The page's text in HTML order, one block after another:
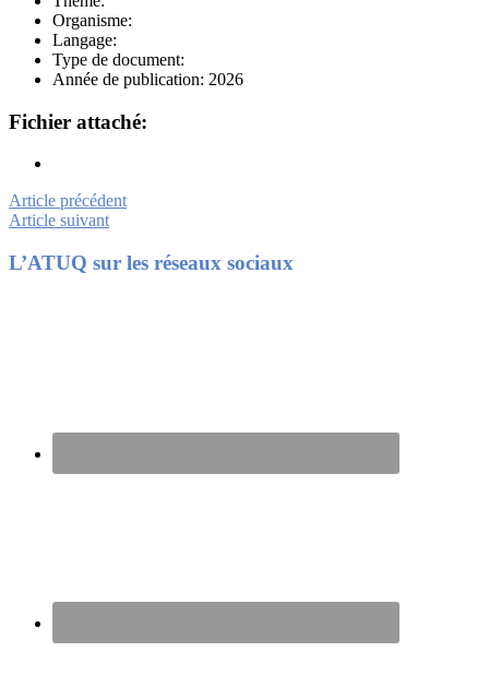
Organisme:
Langage:
Type de document:
Année de publication: 2026
Fichier attaché:
Article précédent
Article suivant
Footer
L’ATUQ sur les réseaux sociaux